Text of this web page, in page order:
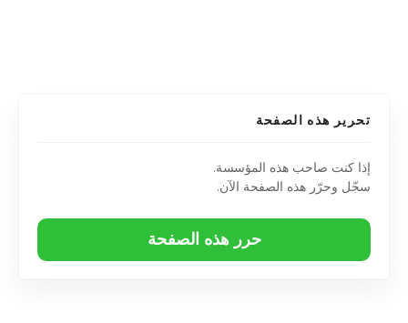
تحرير هذه الصفحة
إذا كنت صاحب هذه المؤسسة.
سجّل وحرّر هذه الصفحة الآن.
حرر هذه الصفحة